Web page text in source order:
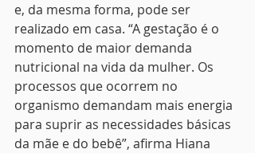
e, da mesma forma, pode ser
realizado em casa. “A gestação é o
momento de maior demanda
nutricional na vida da mulher. Os
processos que ocorrem no
organismo demandam mais energia
para suprir as necessidades básicas
da mãe e do bebê”, afirma Hiana